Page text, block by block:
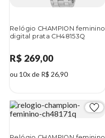
Relógio CHAMPION feminino
digital prata CH48153Q
R$ 269,00
ou 10x de R$ 26,90